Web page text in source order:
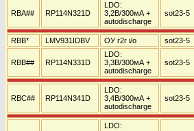
RBA## RP114N321D
LDO:
3,2В/300мА +
autodischarge
sot23-5
RBB* LMV931IDBV ОУ r2r i/o sot23-5
RBB## RP114N331D
LDO:
3,3В/300мА +
autodischarge
sot23-5
RBC## RP114N341D
LDO:
3,4В/300мА +
autodischarge
sot23-5
LDO: